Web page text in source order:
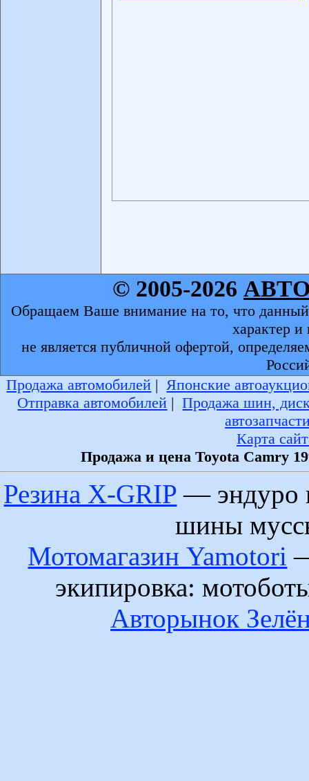
© 2005-2026
Обращаем Ваше внимание на то, что
характер
не является публичной офертой,
Продажа автомобилей | Японские
Отправка автомобилей |Продажа шин,
Карта
Продажа и цена Toyota Camry
Резина X-GRIP — эндуро
шины
Мотомагазин Yamotori
экипировка:
Авторынок